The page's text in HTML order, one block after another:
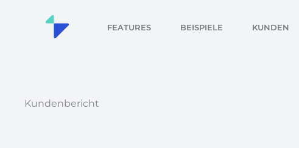
FEATURES BEISPIELE KUNDEN
Kundenbericht